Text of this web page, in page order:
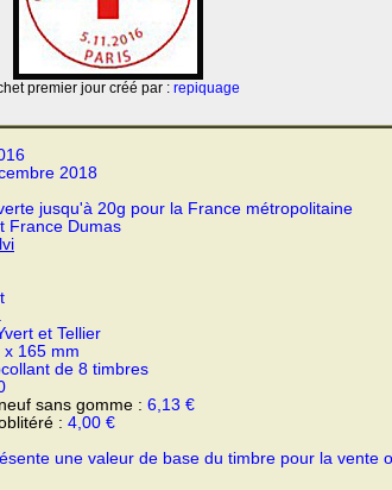
premier jour créé par : repiquage
2018
jusqu'à 20g pour la France métropolitaine
France Dumas
et Tellier
x 165 mm
de 8 timbres
sans gomme : 6,13 €
: 4,00 €
une valeur de base du timbre pour la vente